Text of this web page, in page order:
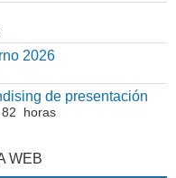
2026
de presentación
horas
WEB